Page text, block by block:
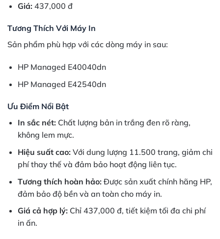
Giá:437,000 đ
Tương Thích Với Máy In
Sản phẩm phù hợp với các dòng máy in sau:
HP Managed E40040dn
HP Managed E42540dn
Ưu Điểm Nổi Bật
In sắc nét:Chất lượng bản in trắng đen rõ ràng,
không lem mực.
Hiệu suất cao:Với dung lượng 11.500 trang, giảm chi
phí thay thế và đảm bảo hoạt động liên tục.
Tương thích hoàn hảo:Được sản xuất chính hãng HP,
đảm bảo độ bền và an toàn cho máy in.
Giá cả hợp lý:Chỉ 437,000 đ, tiết kiệm tối đa chi phí
in ấn.